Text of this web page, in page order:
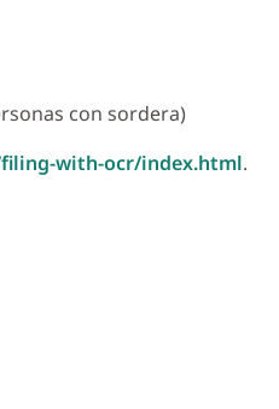
con sordera)
with-ocr/index.html.